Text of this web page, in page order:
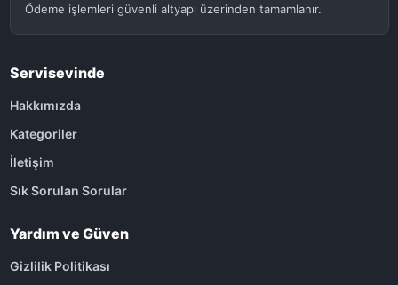
Ödeme işlemleri güvenli altyapı üzerinden tamamlanır.
Servisevinde
Hakkımızda
Kategoriler
İletişim
Sık Sorulan Sorular
Yardım ve Güven
Gizlilik Politikası